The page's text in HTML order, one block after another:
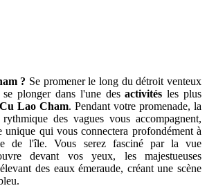
? Se promener le long du détroit venteux
plonger dans l'une desactivités les plus
Lao Cham. Pendant votre promenade, la
des vagues vous accompagnent,
unique qui vous connectera profondément à
de l'île. Vous serez fasciné par la vue
devant vos yeux, les majestueuses
des eaux émeraude, créant une scène